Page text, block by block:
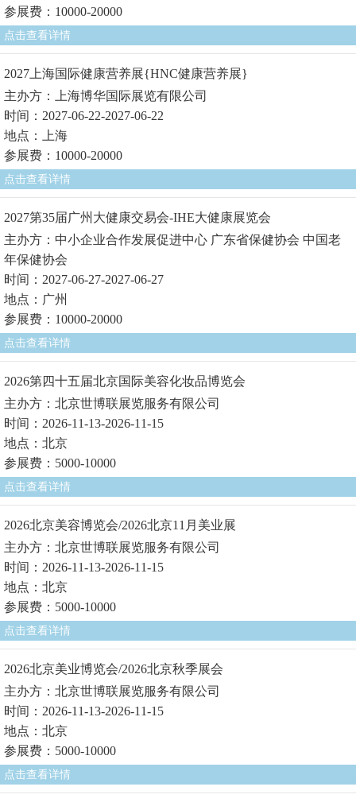
参展费：10000-20000
点击查看详情
2027上海国际健康营养展{HNC健康营养展}
主办方：上海博华国际展览有限公司
时间：2027-06-22-2027-06-22
地点：上海
参展费：10000-20000
点击查看详情
2027第35届广州大健康交易会-IHE大健康展览会
主办方：中小企业合作发展促进中心 广东省保健协会 中国老
年保健协会
时间：2027-06-27-2027-06-27
地点：广州
参展费：10000-20000
点击查看详情
2026第四十五届北京国际美容化妆品博览会
主办方：北京世博联展览服务有限公司
时间：2026-11-13-2026-11-15
地点：北京
参展费：5000-10000
点击查看详情
2026北京美容博览会/2026北京11月美业展
主办方：北京世博联展览服务有限公司
时间：2026-11-13-2026-11-15
地点：北京
参展费：5000-10000
点击查看详情
2026北京美业博览会/2026北京秋季展会
主办方：北京世博联展览服务有限公司
时间：2026-11-13-2026-11-15
地点：北京
参展费：5000-10000
点击查看详情